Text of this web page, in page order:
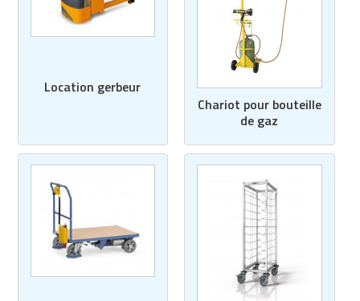
Location gerbeur
Chariot pour bouteille
de gaz